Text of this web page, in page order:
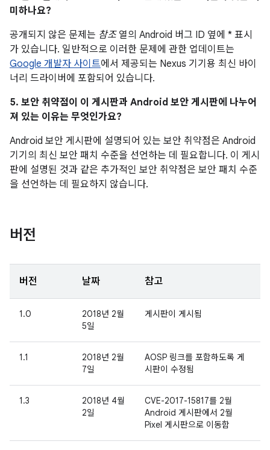
미하나요?
공개되지 않은 문제는 참조열의 Android 버그 ID 옆에 * 표시
가 있습니다. 일반적으로 이러한 문제에 관한 업데이트는
Google 개발자 사이트에서 제공되는 Nexus 기기용 최신 바이
너리 드라이버에 포함되어 있습니다.
5. 보안 취약점이 이 게시판과 Android 보안 게시판에 나누어
져 있는 이유는 무엇인가요?
Android 보안 게시판에 설명되어 있는 보안 취약점은 Android
기기의 최신 보안 패치 수준을 선언하는 데 필요합니다. 이 게시
판에 설명된 것과 같은 추가적인 보안 취약점은 보안 패치 수준
을 선언하는 데 필요하지 않습니다.
버전
버전 날짜 참고
1.0
2018년 2월
5일
게시판이 게시됨
1.1
2018년 2월
7일
AOSP 링크를 포함하도록 게
시판이 수정됨
1.3
2018년 4월
2일
CVE-2017-15817를 2월
Android 게시판에서 2월
Pixel 게시판으로 이동함